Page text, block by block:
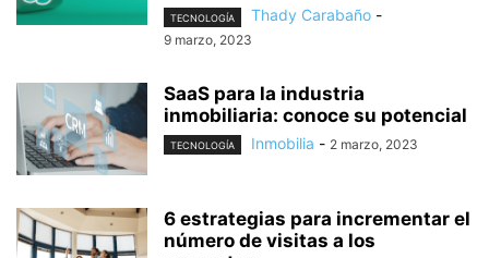
TECNOLOGÍA Thady Carabaño -
9 marzo, 2023
SaaS para la industria
inmobiliaria: conoce su potencial
TECNOLOGÍA Inmobilia - 2 marzo, 2023
6 estrategias para incrementar el
número de visitas a los